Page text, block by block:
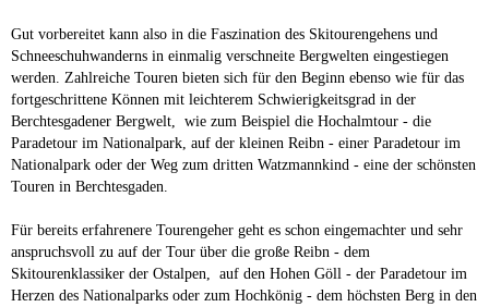
Gut vorbereitet kann also in die Faszination des Skitourengehens und
Schneeschuhwanderns in einmalig verschneite Bergwelten eingestiegen
werden. Zahlreiche Touren bieten sich für den Beginn ebenso wie für das
fortgeschrittene Können mit leichterem Schwierigkeitsgrad in der
Berchtesgadener Bergwelt, wie zum Beispiel die Hochalmtour - die
Paradetour im Nationalpark, auf der kleinen Reibn - einer Paradetour im
Nationalpark oder der Weg zum dritten Watzmannkind - eine der schönsten
Touren in Berchtesgaden.
Für bereits erfahrenere Tourengeher geht es schon eingemachter und sehr
anspruchsvoll zu auf der Tour über die große Reibn - dem
Skitourenklassiker der Ostalpen, auf den Hohen Göll - der Paradetour im
Herzen des Nationalparks oder zum Hochkönig - dem höchsten Berg in den